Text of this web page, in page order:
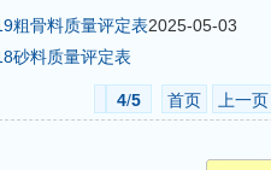
粗骨料质量评定表2025-05-03
砂料质量评定表
4/5 首页 上一页